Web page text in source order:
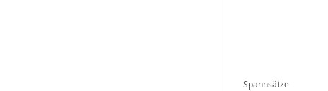
Spannsätze